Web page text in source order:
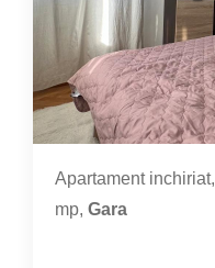
Apartament inchiriat,
mp, Gara